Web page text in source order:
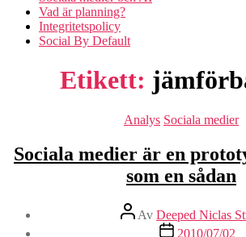
Vad är planning?
Integritetspolicy
Social By Default
Etikett:
Kategorier
Analys Sociala medier
Sociala medier är en
som en sådan
Inläggsförfattare
Av Deeped Niclas
Inläggsdatum
2010/07/02